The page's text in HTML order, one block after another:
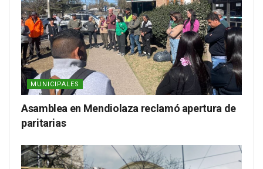
MUNICIPALES
Asamblea en Mendiolaza reclamó apertura de
paritarias